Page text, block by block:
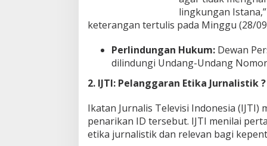
lingkungan
keterangan tertulis pada Minggu (28/
Perlindungan Hukum: Dewan
dilindungi Undang-Undang
2. IJTI: Pelanggaran Etika Jurnalistik ?
Ikatan Jurnalis Televisi Indonesia
penarikan ID tersebut. IJTI menilai
etika jurnalistik dan relevan bagi